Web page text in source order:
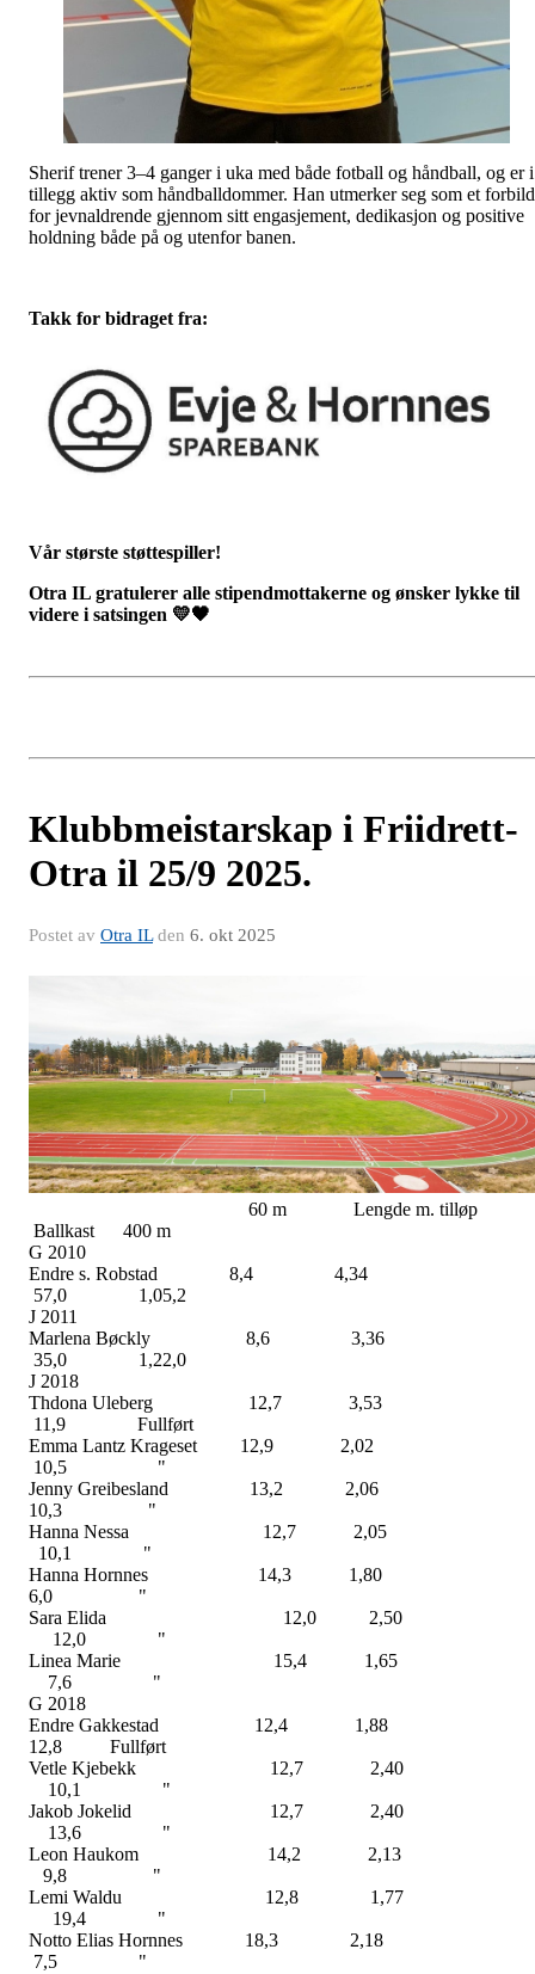
Sherif trener 3–4 ganger i uka med både fotball og håndball, og er i
tillegg aktiv som håndballdommer. Han utmerker seg som et
for jevnaldrende gjennom sitt engasjement, dedikasjon og positive
holdning både på og utenfor banen.
Takk for bidraget fra:
Vår største støttespiller!
Otra IL gratulerer alle stipendmottakerne og ønsker lykke til
videre i satsingen 💛🖤
Klubbmeistarskap i Friidrett-
Otra il 25/9 2025.
Postet av Otra ILden 6. okt 2025
60 m Lengde m. tilløp
Ballkast 400 m
G 2010
Endre s. Robstad 8,4 4,34
57,0 1,05,2
J 2011
Marlena Bøckly 8,6 3,36
35,0 1,22,0
J 2018
Thdona Uleberg 12,7 3,53
11,9 Fullført
Emma Lantz Krageset 12,9 2,02
10,5 "
Jenny Greibesland 13,2 2,06
10,3 "
Hanna Nessa 12,7
10,1 "
Hanna Hornnes 14,3
6,0 "
Sara Elida 12,0 2,50
12,0 "
Linea Marie 15,4
7,6 "
G 2018
Endre Gakkestad 12,4
12,8 Fullført
Vetle Kjebekk 12,7
10,1 "
Jakob Jokelid 12,7
13,6 "
Leon Haukom 14,2
9,8 "
Lemi Waldu 12,8
19,4 "
Notto Elias Hornnes 18,3 2,18
7,5 "